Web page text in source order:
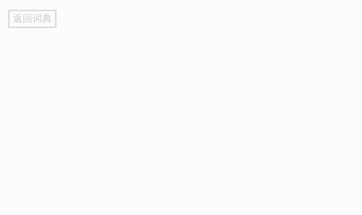
go
top
返回词典